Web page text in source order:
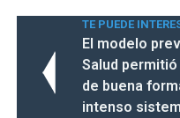
TE PUEDE
El modelo
Salud
de buena
intenso